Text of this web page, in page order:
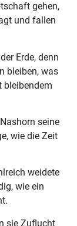
gehen,
und fallen
Erde, denn
bleiben, was
bleibendem
seine
wie die Zeit
weidete
wie ein
sie Zuflucht